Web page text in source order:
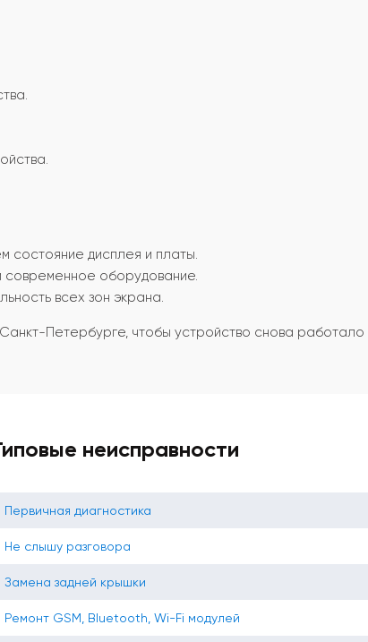
состояние дисплея и платы.
современное оборудование.
всех зон экрана.
Петербурге, чтобы устройство снова работало
неисправности
Первичная диагностика
Не слышу разговора
Замена задней крышки
Ремонт GSM, Bluetooth, Wi-Fi модулей